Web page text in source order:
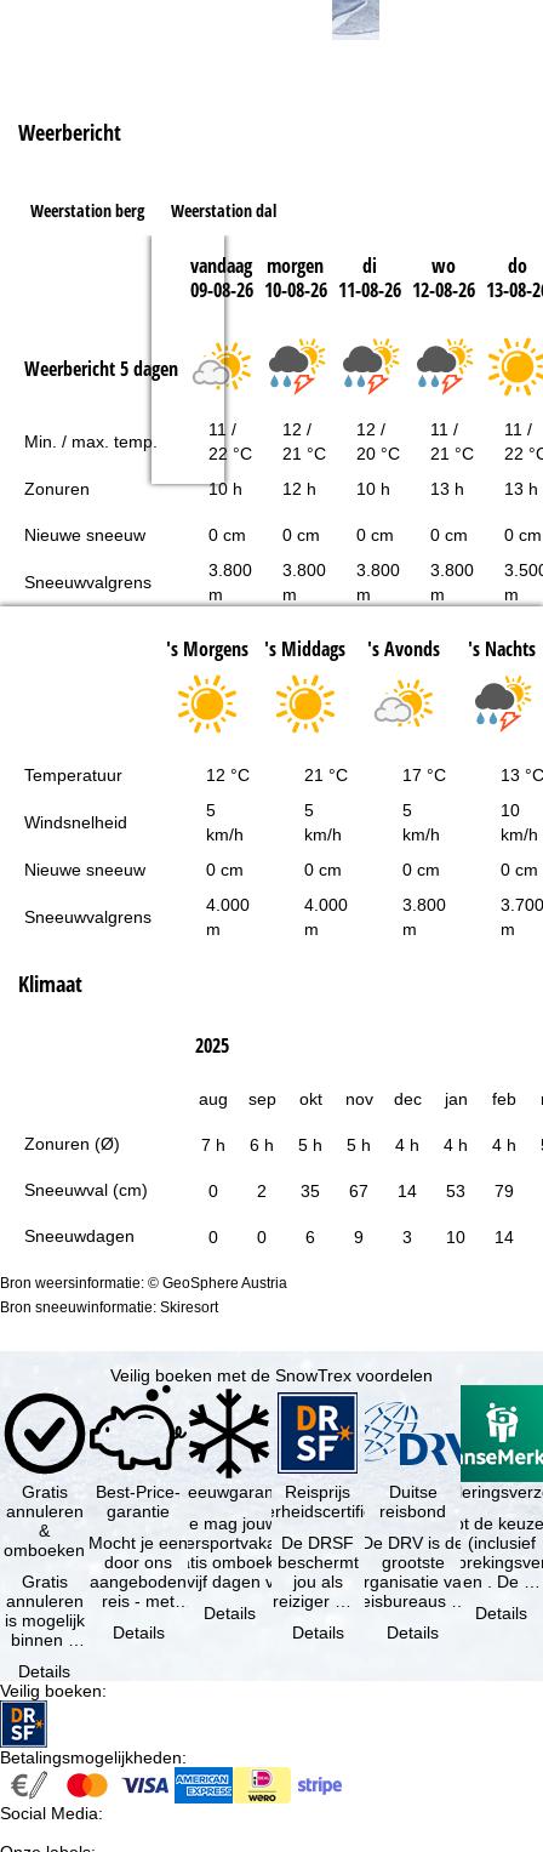
Weerbericht
Weerstation berg Weerstation dal
vandaag
09-08-26
morgen
10-08-26
di
11-08-26
wo
12-08-26
do
13-08-
Weerbericht 5 dagen
Min. / max. temp.
11 /
22 °C
12 /
21 °C
12 /
20 °C
11 /
21 °C
11 /
22
Zonuren
10 h 12 h 10 h 13 h 13 h
Nieuwe sneeuw 0 cm 0 cm 0 cm 0 cm 0 cm
Sneeuwvalgrens
3.800
m
3.800
m
3.800
m
3.800
m
m
's Morgens 's Middags 's Avonds 's Nachts
Temperatuur 12 °C 21 °C 17 °C 13 °C
Windsnelheid
5
km/h
5
km/h
5
km/h
10
km/h
Nieuwe sneeuw
0 cm 0 cm 0 cm 0 cm
Sneeuwvalgrens
4.000
m
4.000
m
3.800
m
3.700
m
Klimaat
Zonuren (Ø)
Sneeuwval (cm)
Sneeuwdagen
2025
aug sep okt nov dec jan feb
7 h 6 h 5 h 5 h 4 h 4 h 4 h
0 2 35 67 14 53 79
0 0 6 9 3 10 14
Bron weersinformatie: © GeoSphere Austria
Bron sneeuwinformatie: Skiresort
Veilig boeken met de SnowTrex voordelen
Gratis
annuleren
&
omboeken
Gratis
annuleren
is mogelijk
binnen 5
de
boeking,
als jouw
vakantie …
Details
Best-Price-
garantie
Mocht je een
door ons
aangeboden
reis - met
beschikbaarheid
Details
Sneeuwgarantie
Je mag jouw
wintersportvakantie
gratis omboeken
als vijf dagen voor
Details
Reisprijs
zekerheidscertificaat
De DRSF
beschermt
jou als
reiziger met
pakketreis
Details
Duitse
reisbond
De DRV is de
grootste
organisatie van
reisbureaus en
in Duitsland. …
Details
Je hebt de
(inclusief
en . De …
Details
Veilig boeken:
Betalingsmogelijkheden:
Social Media: